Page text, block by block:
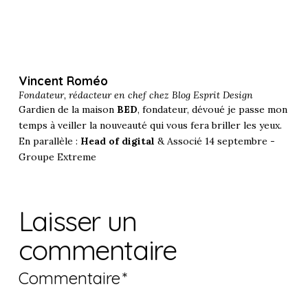
Vincent Roméo
Fondateur, rédacteur en chef chez Blog Esprit Design
Gardien de la maison BED, fondateur, dévoué je passe mon
temps à veiller la nouveauté qui vous fera briller les yeux.
En parallèle : Head of digital & Associé 14 septembre -
Groupe Extreme
Laisser un
commentaire
Commentaire*